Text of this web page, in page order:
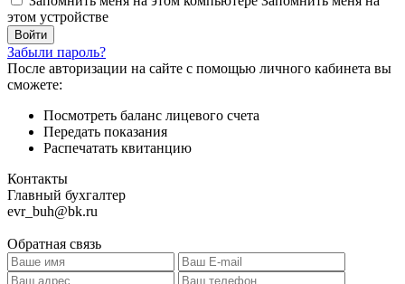
этом устройстве
Забыли пароль?
После авторизации на сайте с помощью личного кабинета вы
сможете:
Посмотреть баланс лицевого счета
Передать показания
Распечатать квитанцию
Контакты
Главный бухгалтер
evr_buh@bk.ru
Обратная связь